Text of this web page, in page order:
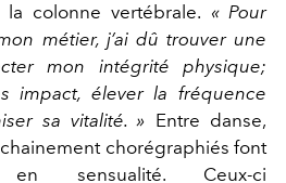
colonne vertébrale. « Pour
métier, j’ai dû trouver une
mon intégrité physique;
impact, élever la fréquence
sa vitalité. » Entre danse,
chorégraphiés font
sensualité. Ceux-ci